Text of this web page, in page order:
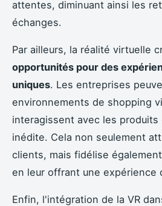
attentes, diminuant ainsi les
échanges.
Par ailleurs, la réalité virtuelle
opportunités pour des
uniques. Les entreprises
environnements de shopping
interagissent avec les produits
inédite. Cela non seulement
clients, mais fidélise
en leur offrant une expérience
Enfin, l'intégration de la VR